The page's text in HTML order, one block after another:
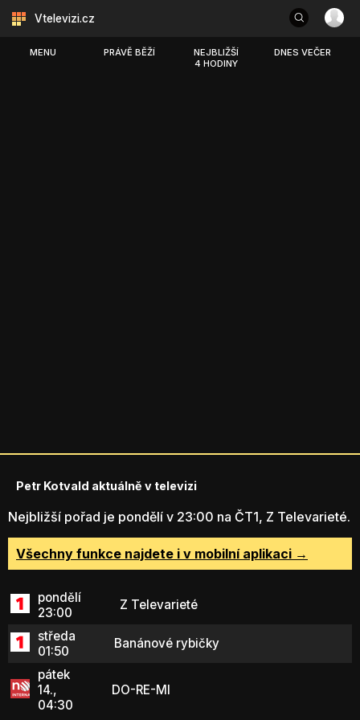
Vtelevizi.cz
MENU PRÁVĚ BĚŽÍ
NEJBLIŽŠÍ
4 HODINY
DNES VEČER
Petr Kotvald aktuálně v televizi
Nejbližší pořad je pondělí v 23:00 na ČT1, Z Televarieté.
Všechny funkce najdete i v mobilní aplikaci →
pondělí
23:00
Z Televarieté
středa
01:50
Banánové rybičky
pátek
14.,
04:30
DO-RE-MI